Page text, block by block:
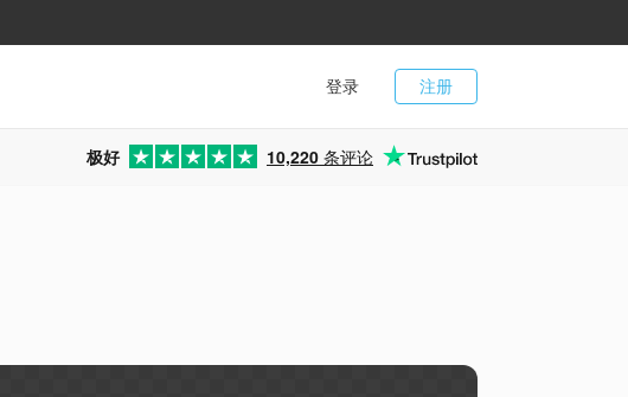
注册
登录
极好 10,220 条评论